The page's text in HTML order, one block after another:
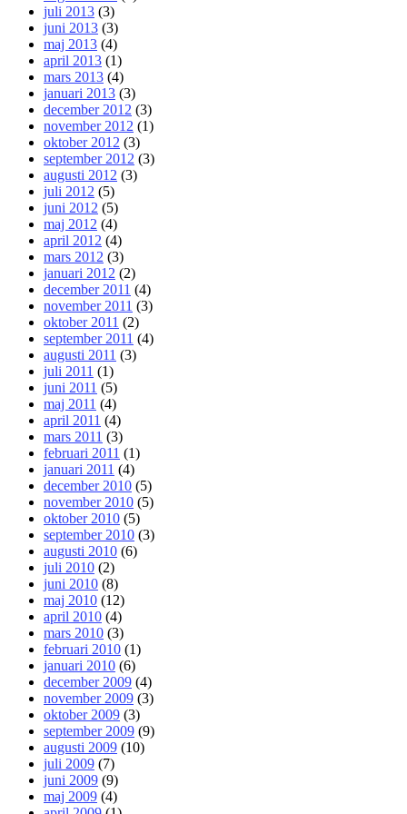
juli 2013 (3)
juni 2013 (3)
maj 2013 (4)
april 2013 (1)
mars 2013 (4)
januari 2013 (3)
december 2012 (3)
november 2012 (1)
oktober 2012 (3)
september 2012 (3)
augusti 2012 (3)
juli 2012 (5)
juni 2012 (5)
maj 2012 (4)
april 2012 (4)
mars 2012 (3)
januari 2012 (2)
december 2011 (4)
november 2011 (3)
oktober 2011 (2)
september 2011 (4)
augusti 2011 (3)
juli 2011 (1)
juni 2011 (5)
maj 2011 (4)
april 2011 (4)
mars 2011 (3)
februari 2011 (1)
januari 2011 (4)
december 2010 (5)
november 2010 (5)
oktober 2010 (5)
september 2010 (3)
augusti 2010 (6)
juli 2010 (2)
juni 2010 (8)
maj 2010 (12)
april 2010 (4)
mars 2010 (3)
februari 2010 (1)
januari 2010 (6)
december 2009 (4)
november 2009 (3)
oktober 2009 (3)
september 2009 (9)
augusti 2009 (10)
juli 2009 (7)
juni 2009 (9)
maj 2009 (4)